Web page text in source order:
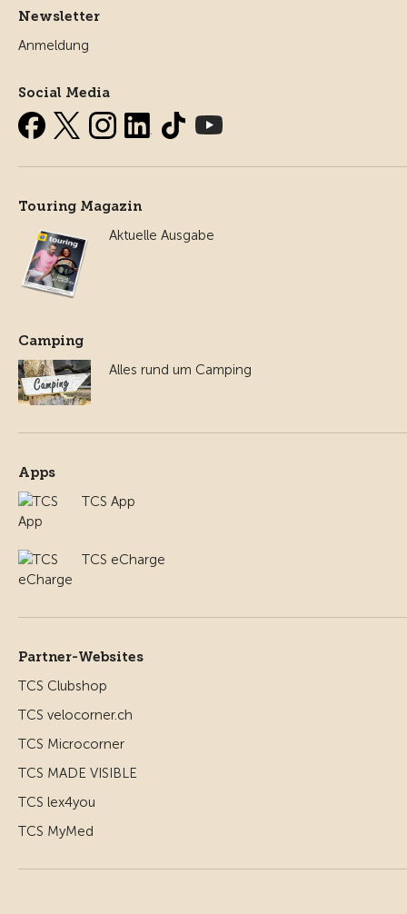
Newsletter
Anmeldung
Social Media
Touring Magazin
Aktuelle Ausgabe
Camping
Alles rund um Camping
Apps
TCS App
TCS eCharge
Partner-Websites
TCS Clubshop
TCS velocorner.ch
TCS Microcorner
TCS MADE VISIBLE
TCS lex4you
TCS MyMed